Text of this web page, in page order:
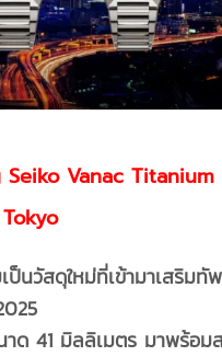
Vanac Titanium
เป็นวัสดุใหม่ที่เข้ามาเสริม
าด 41 มิลลิเมตร มาพร้อม